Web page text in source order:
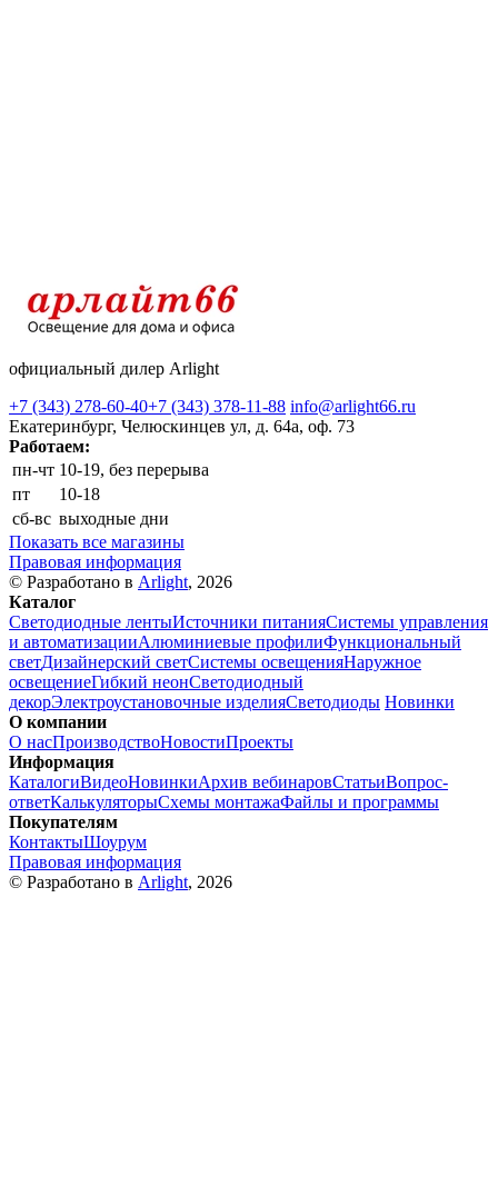
официальный дилер Arlight
+7 (343) 278-60-40+7 (343) 378-11-88 info@arlight66.ru
Екатеринбург, Челюскинцев ул, д. 64а, оф. 73
Работаем:
пн-чт 10-19, без перерыва
пт
10-18
сб-вс выходные дни
Показать все магазины
Правовая информация
© Разработано в Arlight, 2026
Каталог
Светодиодные лентыИсточники питанияСистемы управления
и автоматизацииАлюминиевые профилиФункциональный
светДизайнерский светСистемы освещенияНаружное
освещениеГибкий неонСветодиодный
декорЭлектроустановочные изделияСветодиоды Новинки
О компании
О насПроизводствоНовостиПроекты
Информация
КаталогиВидеоНовинкиАрхив вебинаровСтатьиВопрос-
ответКалькуляторыСхемы монтажаФайлы и программы
Покупателям
КонтактыШоурум
Правовая информация
© Разработано в Arlight, 2026